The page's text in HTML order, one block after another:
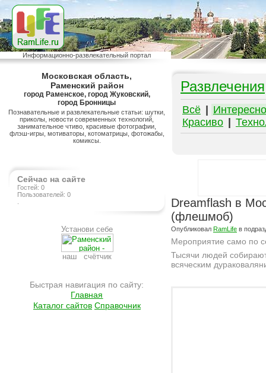
Информационно-развлекательный портал
Московская область,
Раменский район
город Раменское, город Жуковский,
город Бронницы
Познавательные и развлекательные статьи: шутки,
приколы, новости современных технологий,
занимательное чтиво, красивые фотографии,
флэш-игры, мотиваторы, котоматрицы, фотожабы,
комиксы.
Сейчас на сайте
Гостей: 0
Пользователей: 0
Установи себе
наш счётчик
Быстрая навигация по сайту:
Главная
Каталог сайтов Справочник
Развлечения
Всё
Интересно
Красиво
Dreamflash в
(флешмоб)
Опубликовал RamLife в
Мероприятие само по
Тысячи людей
всяческим